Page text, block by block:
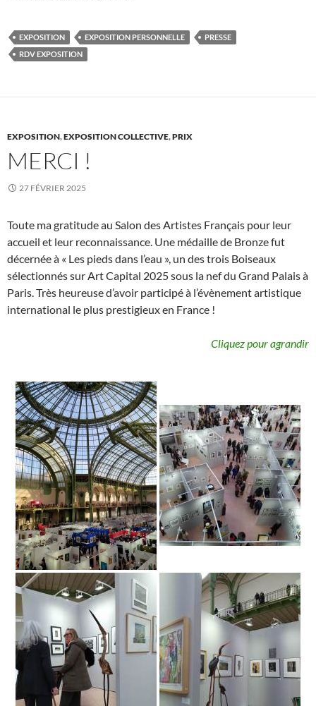
EXPOSITION EXPOSITION PERSONNELLE
PRESSE
RDV EXPOSITION
EXPOSITION,EXPOSITION COLLECTIVE,PRIX
MERCI !
27 FÉVRIER 2025
Toute ma gratitude au Salon des Artistes Français pour leur
accueil et leur reconnaissance. Une médaille de Bronze fut
décernée à « Les pieds dans l’eau », un des trois Boiseaux
sélectionnés sur Art Capital 2025 sous la nef du Grand Palais à
Paris. Très heureuse d’avoir participé à l’évènement artistique
international le plus prestigieux en France !
Cliquez pour agrandir